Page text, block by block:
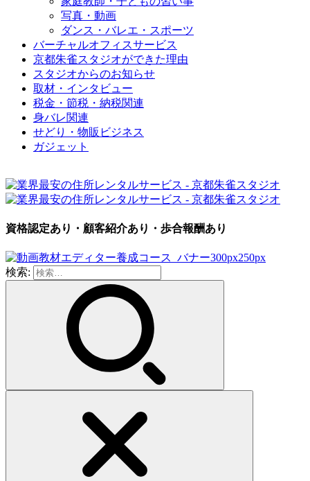
写真・動画
ダンス・バレエ・スポーツ
バーチャルオフィスサービス
京都朱雀スタジオができた理由
スタジオからのお知らせ
取材・インタビュー
税金・節税・納税関連
身バレ関連
せどり・物販ビジネス
ガジェット
資格認定あり・顧客紹介あり・歩合報酬あり
検索: